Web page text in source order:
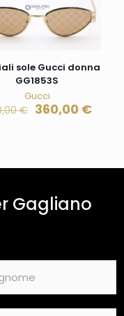
sole Gucci donna
GG1853S
Gucci
€ 360,00 €
Gagliano